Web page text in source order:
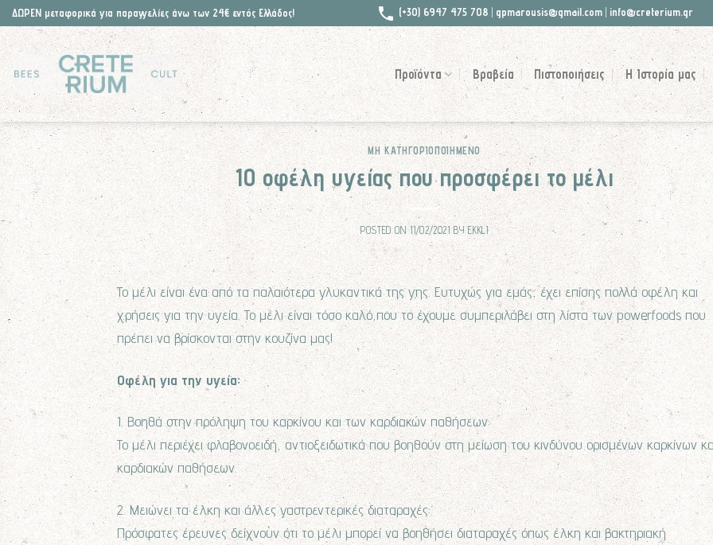
Skip
to
content
ΔΩΡΕΝ μεταφορικά για παραγγελίες άνω των 24€ εντός Ελλάδος! (+30) 6947 475 708 gpmarousis@gmail.com info@creterium.gr
Προϊόντα Βραβεία Πιστοποιήσεις Η Ιστορία μας
ΜΗ ΚΑΤΗΓΟΡΙΟΠΟΙΗΜΈΝΟ
10 οφέλη υγείας που προσφέρει το μέλι
POSTED ON11/02/2021BYEKKLI
Το μέλι είναι ένα από τα παλαιότερα γλυκαντικά της γης. Ευτυχώς για εμάς, έχει επίσης πολλά οφέλη και
χρήσεις για την υγεία. Το μέλι είναι τόσο καλό,που το έχουμε συμπεριλάβει στη λίστα των powerfoods που
πρέπει να βρίσκονται στην κουζίνα μας!
Οφέλη για την υγεία:
1. Βοηθά στην πρόληψη του καρκίνου και των καρδιακών παθήσεων:
Το μέλι περιέχει φλαβονοειδή, αντιοξειδωτικά που βοηθούν στη μείωση του κινδύνου ορισμένων καρκίνων
καρδιακών παθήσεων.
2. Μειώνει τα έλκη και άλλες γαστρεντερικές διαταραχές:
Πρόσφατες έρευνες δείχνουν ότι το μέλι μπορεί να βοηθήσει διαταραχές όπως έλκη και βακτηριακή